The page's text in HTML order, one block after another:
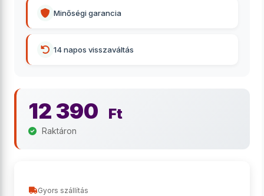
Minőségi garancia
14 napos visszaváltás
12 390 Ft
Raktáron
Gyors szállítás